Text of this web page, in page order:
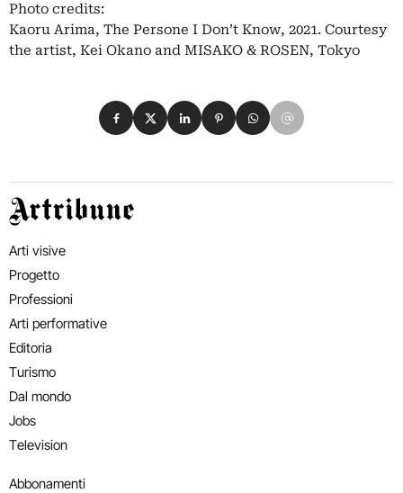
Photo credits:
Kaoru Arima, The Persone I Don’t Know, 2021. Courtesy
the artist, Kei Okano and MISAKO & ROSEN, Tokyo
Condividi su Facebook
Condividi su X
Condividi su LinkedIn
Condividi su Pinterest
Condividi su WhatsApp
Condividi su Email
Artribune
Arti visive
Progetto
Professioni
Arti performative
Editoria
Turismo
Dal mondo
Jobs
Television
Abbonamenti